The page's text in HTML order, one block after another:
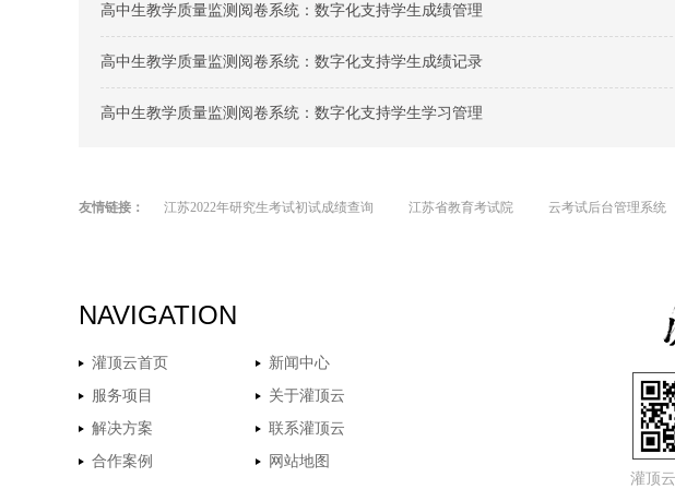
高中生教学质量监测阅卷系统：数字化支持学生成绩管理
高中生教学质量监测阅卷系统：数字化支持学生成绩记录
高中生教学质量监测阅卷系统：数字化支持学生学习管理
友情链接： 江苏2022年研究生考试初试成绩查询 江苏省教育考试院 云考试后台管理系统
NAVIGATION
灌顶云首页
新闻中心
服务项目
关于灌顶云
解决方案
联系灌顶云
合作案例
网站地图
灌顶